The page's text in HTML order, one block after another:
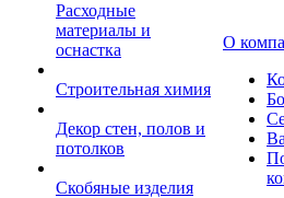
Расходные
материалы и
оснастка
Строительная химия
Декор стен, полов и
потолков
Скобяные изделия
О